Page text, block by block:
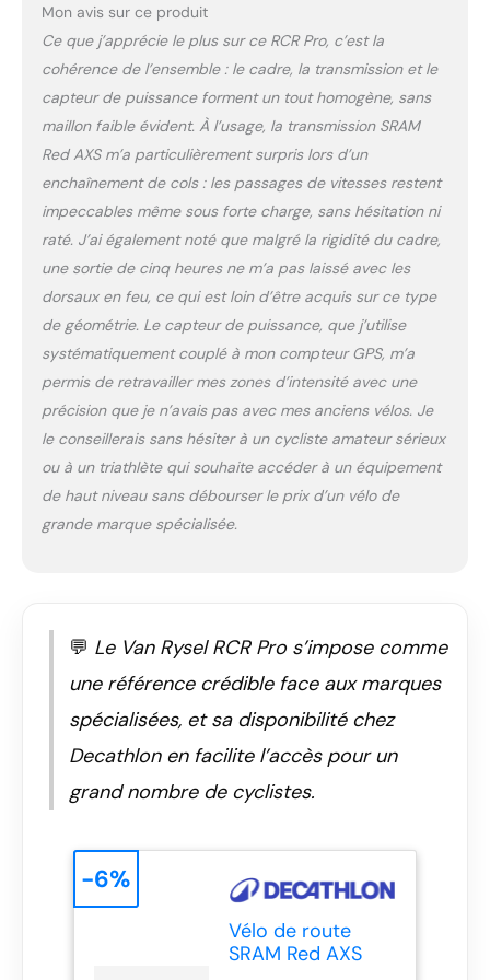
Mon avis sur ce produit
Ce que j’apprécie le plus sur ce RCR Pro, c’est la
cohérence de l’ensemble : le cadre, la transmission et le
capteur de puissance forment un tout homogène, sans
maillon faible évident. À l’usage, la transmission SRAM
Red AXS m’a particulièrement surpris lors d’un
enchaînement de cols : les passages de vitesses restent
impeccables même sous forte charge, sans hésitation ni
raté. J’ai également noté que malgré la rigidité du cadre,
une sortie de cinq heures ne m’a pas laissé avec les
dorsaux en feu, ce qui est loin d’être acquis sur ce type
de géométrie. Le capteur de puissance, que j’utilise
systématiquement couplé à mon compteur GPS, m’a
permis de retravailler mes zones d’intensité avec une
précision que je n’avais pas avec mes anciens vélos. Je
le conseillerais sans hésiter à un cycliste amateur sérieux
ou à un triathlète qui souhaite accéder à un équipement
de haut niveau sans débourser le prix d’un vélo de
grande marque spécialisée.
💬 Le Van Rysel RCR Pro s’impose comme
une référence crédible face aux marques
spécialisées, et sa disponibilité chez
Decathlon en facilite l’accès pour un
grand nombre de cyclistes.
Vélo de route
SRAM Red AXS
-6%